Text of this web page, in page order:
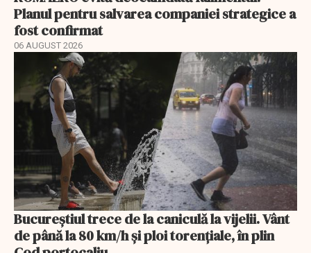
Planul pentru salvarea companiei strategice a
fost confirmat
06 AUGUST 2026
Bucureștiul trece de la caniculă la vijelii. Vânt
de până la 80 km/h și ploi torențiale, în plin